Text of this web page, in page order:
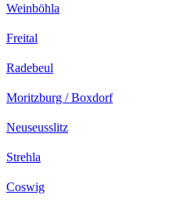
Weinböhla
Freital
Radebeul
Moritzburg / Boxdorf
Neuseusslitz
Strehla
Coswig